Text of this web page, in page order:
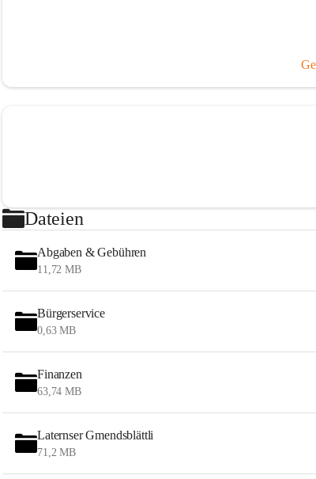
Dateien
Abgaben & Gebühren
11,72 MB
Bürgerservice
0,63 MB
Finanzen
63,74 MB
Laternser Gmendsblättli
71,2 MB